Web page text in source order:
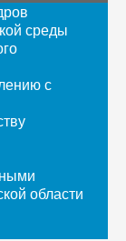
среды
с
области